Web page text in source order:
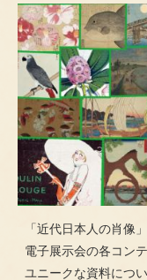
「近代日本人の肖像
電子展示会の各コン
ユニークな資料につ